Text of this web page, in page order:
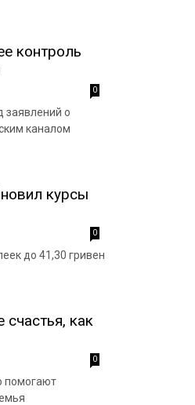
контроль
0
о
каналом
курсы
0
до 41,30 гривен
как
0
помогают